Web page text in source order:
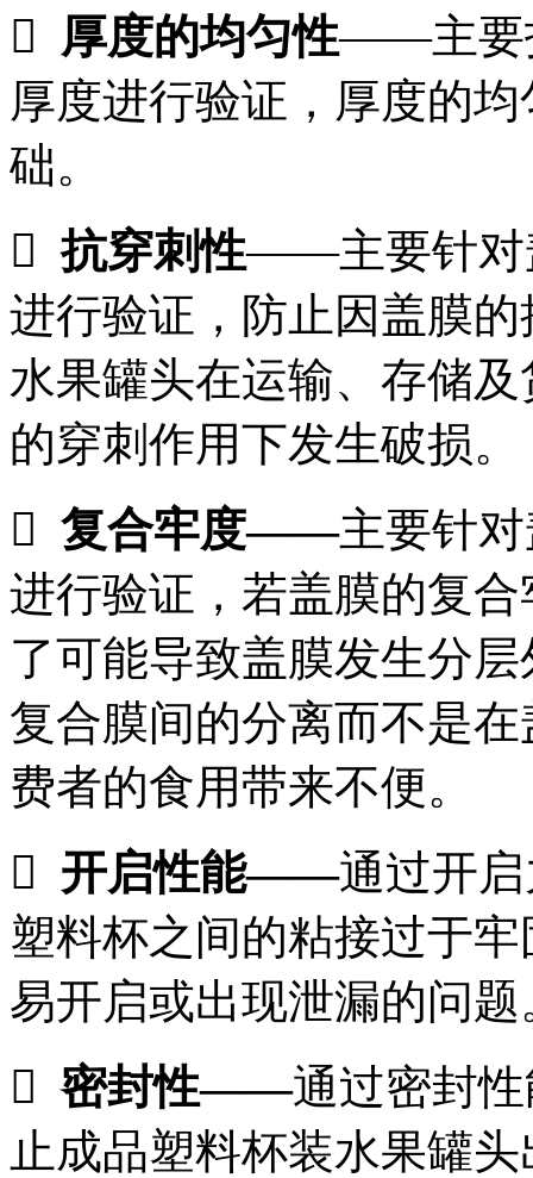
 厚度的均匀性——主要
厚度进行验证，厚度的
础。
抗穿刺性——主要针对
进行验证，防止因盖膜
水果罐头在运输、存储
的穿刺作用下发生破损。
 复合牢度——主要针
进行验证，若盖膜的复
了可能导致盖膜发生分
复合膜间的分离而不是
费者的食用带来不便。
 开启性能——通过开
塑料杯之间的粘接过于
易开启或出现泄漏的问题
密封性——通过密封
止成品塑料杯装水果罐